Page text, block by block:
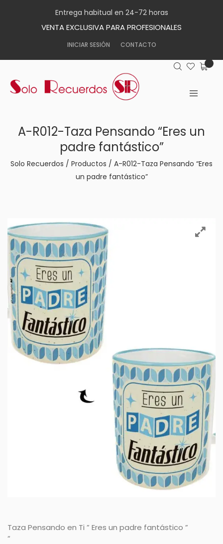
Entrega habitual en 24-72 horas
VENTA EXCLUSIVA PARA PROFESIONALES
INICIAR SESIÓN CONTACTO
A-R012-Taza Pensando “Eres un
padre fantástico”
Solo Recuerdos / Productos / A-R012-Taza Pensando “Eres
un padre fantástico”
Taza Pensando en Ti ” Eres un padre fantástico ”
“